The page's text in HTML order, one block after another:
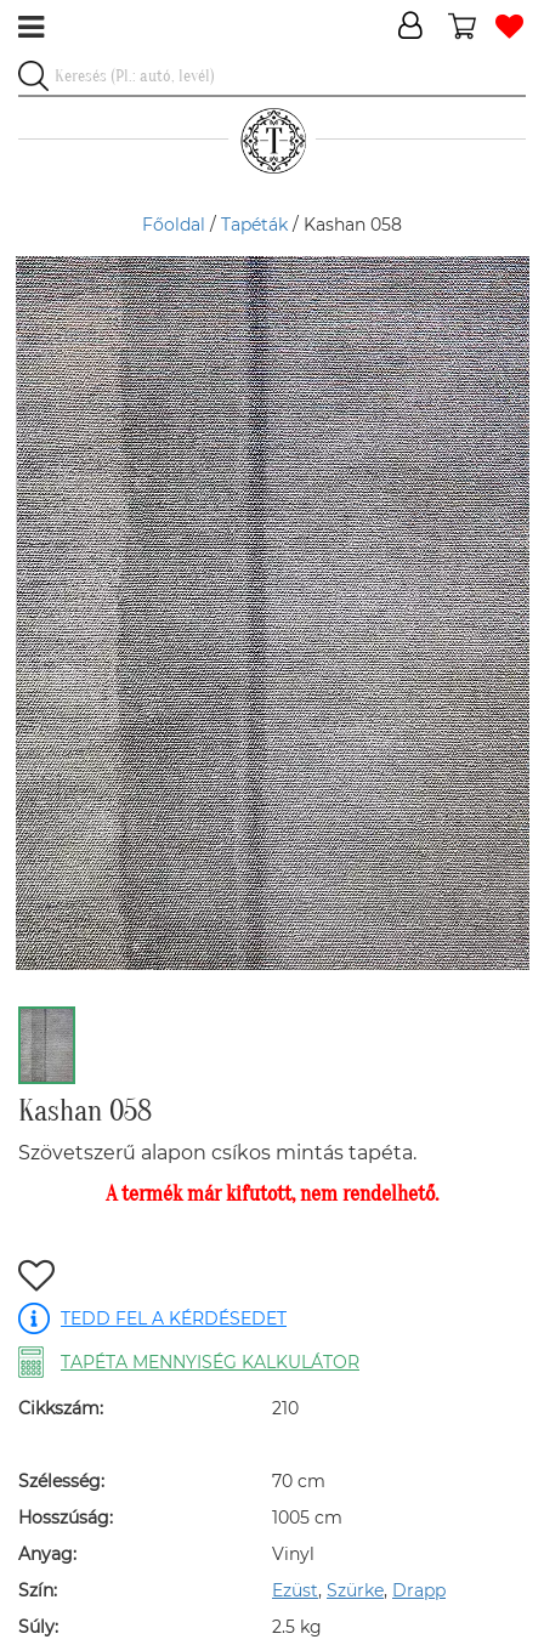
Főoldal / Tapéták / Kashan 058
Kashan 058
Szövetszerű alapon csíkos mintás tapéta.
A termék már kifutott, nem rendelhető.
TEDD FEL A KÉRDÉSEDET
TAPÉTA MENNYISÉG KALKULÁTOR
Cikkszám: 210
Szélesség:
70 cm
Hosszúság:
1005 cm
Anyag:
Vinyl
Szín:
Ezüst, Szürke, Drapp
Súly:
2.5 kg